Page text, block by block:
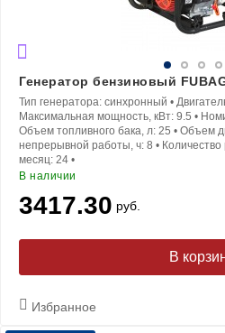
Генератор бензиновый
Тип генератора: синхронный •
Максимальная мощность, кВт: 9.5 •
Объем топливного бака, л: 25 • Объем
непрерывной работы, ч: 8 •
месяц: 24 •
В наличии
3417.30 руб.
В
Избранное